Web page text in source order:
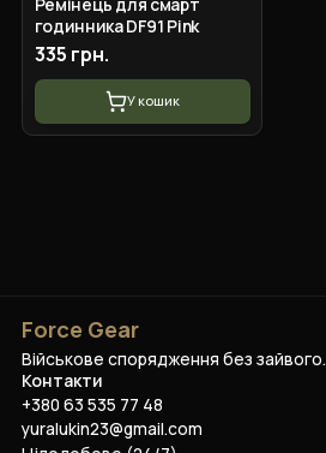
Ремінець для смарт
годинника DF91 Pink
335 грн.
У кошик
Force Gear
Військове спорядження без зайвого.
Контакти
+380 63 535 77 48
yuralukin23@gmail.com